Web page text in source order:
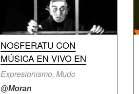
NOSFERATU CON
MÚSICA EN VIVO EN
Expresionismo, Mudo
@Moran